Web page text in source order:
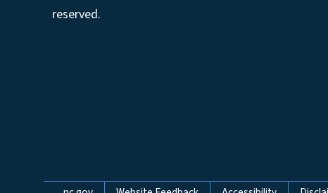
reserved.